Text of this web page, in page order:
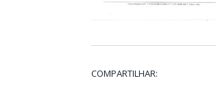
COMPARTILHAR: